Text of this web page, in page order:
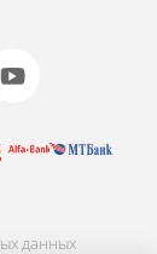
данных